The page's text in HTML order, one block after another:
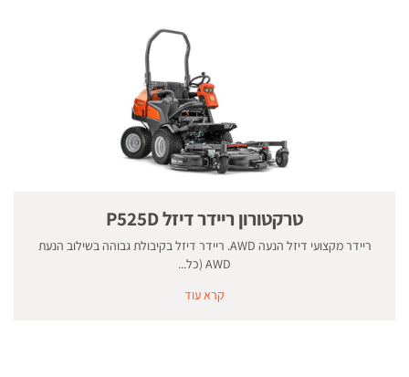
טרקטורון ריידר דיזל P525D
ריידר מקצועי דיזל הנעה AWD. ריידר דיזל בקיבולת גבוהה בשילוב הנעת
AWD (כל...
קרא עוד